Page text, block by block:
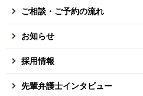
ご相談・ご予約の流れ
お知らせ
採用情報
先輩弁護士インタビュー